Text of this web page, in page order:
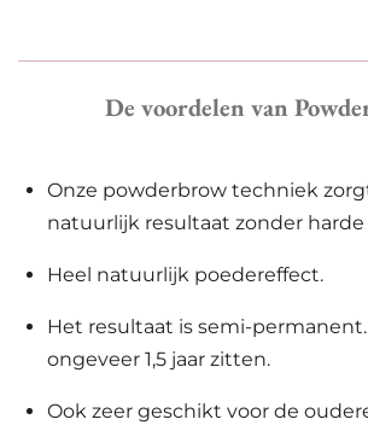
De voordelen van
Onze powderbrow techniek
natuurlijk resultaat zonder harde
Heel natuurlijk poedereffect.
Het resultaat is semi-
ongeveer 1,5 jaar zitten.
Ook zeer geschikt voor de